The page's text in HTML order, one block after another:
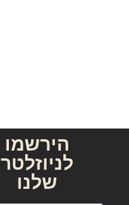
הירשמו
לניוזלטר
שלנו